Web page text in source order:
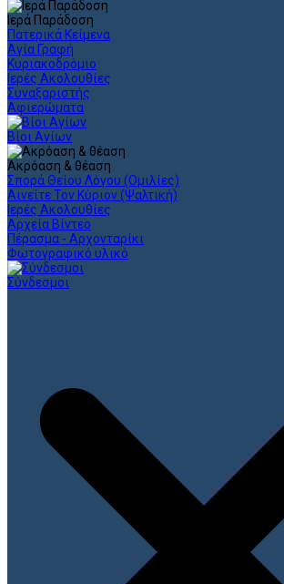
Ιερά Παράδοση
Πατερικά Κείμενα
Αγία Γραφή
Κυριακοδρόμιο
Ιερές Ακολουθίες
Συναξαριστής
Αφιερώματα
Βίοι Αγίων
Ακρόαση & θέαση
Σπορά Θείου Λόγου (Ομιλίες)
Αινείτε Τον Κύριον (Ψαλτική)
Ιερές Ακολουθίες
Αρχεία Βίντεο
Πέρασμα - Αρχονταρίκι
Φωτογραφικό υλικό
Σύνδεσμοι